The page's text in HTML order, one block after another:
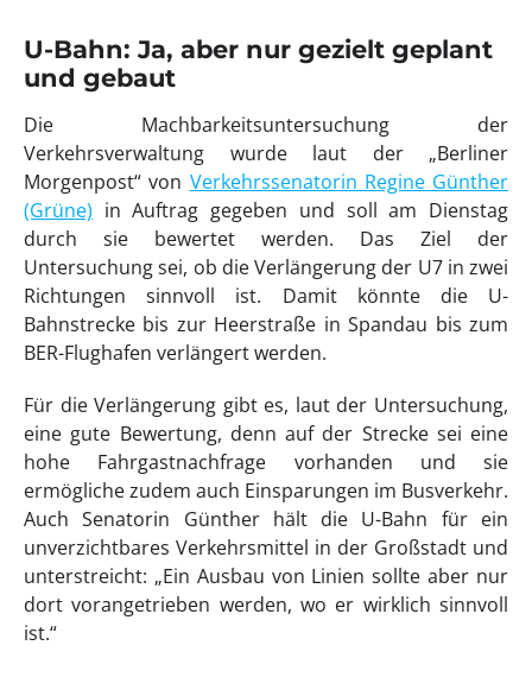
U-Bahn: Ja, aber nur gezielt geplant
und gebaut
Die Machbarkeitsuntersuchung der
Verkehrsverwaltung wurde laut der „Berliner
Morgenpost“ von Verkehrssenatorin Regine Günther
(Grüne) in Auftrag gegeben und soll am Dienstag
durch sie bewertet werden. Das Ziel der
Untersuchung sei, ob die Verlängerung der U7 in zwei
Richtungen sinnvoll ist. Damit könnte die U-
Bahnstrecke bis zur Heerstraße in Spandau bis zum
BER-Flughafen verlängert werden.
Für die Verlängerung gibt es, laut der Untersuchung,
eine gute Bewertung, denn auf der Strecke sei eine
hohe Fahrgastnachfrage vorhanden und sie
ermögliche zudem auch Einsparungen im Busverkehr.
Auch Senatorin Günther hält die U-Bahn für ein
unverzichtbares Verkehrsmittel in der Großstadt und
unterstreicht: „Ein Ausbau von Linien sollte aber nur
dort vorangetrieben werden, wo er wirklich sinnvoll
ist.“